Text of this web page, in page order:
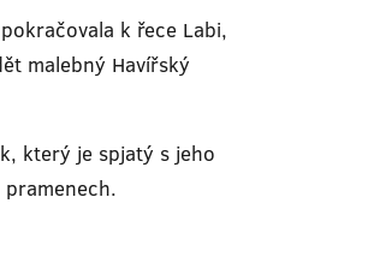
k řece Labi,
malebný Havířský
který je spjatý s jeho